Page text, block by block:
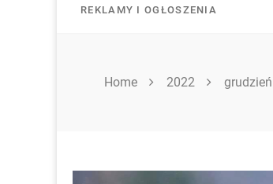
REKLAMY I OGŁOSZENIA
Home 2022 grudzień